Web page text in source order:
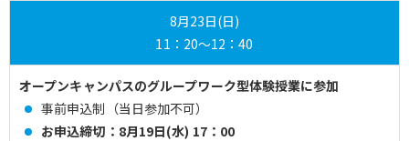
8月23日(日)
11：20～12：40
オープンキャンパスのグループワーク型体験授業に参加
事前申込制（当日参加不可）
お申込締切：8月19日(水) 17：00